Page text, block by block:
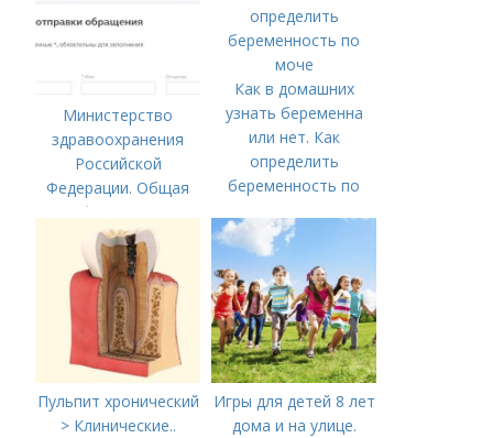
Министерство
здравоохранения
Российской
Федерации. Общая
информация о
Министерстве
здравоохранения
Российской
Федерации
Как в домашних
узнать беременна
или нет. Как
определить
беременность по
Пульпит хронический
> Клинические..
Игры для детей 8 лет
дома и на улице.